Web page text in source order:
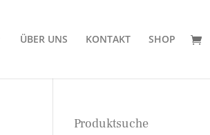
ÜBER UNS KONTAKT SHOP
Produktsuche